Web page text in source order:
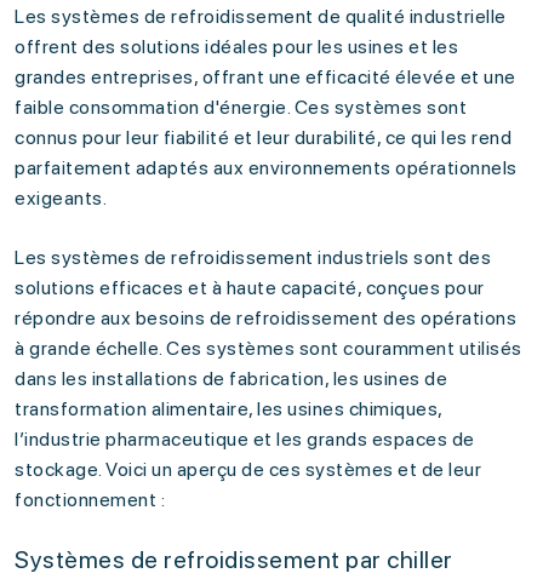
Les systèmes de refroidissement de qualité industrielle
offrent des solutions idéales pour les usines et les
grandes entreprises, offrant une efficacité élevée et une
faible consommation d'énergie. Ces systèmes sont
connus pour leur fiabilité et leur durabilité, ce qui les rend
parfaitement adaptés aux environnements opérationnels
exigeants.
Les systèmes de refroidissement industriels sont des
solutions efficaces et à haute capacité, conçues pour
répondre aux besoins de refroidissement des opérations
à grande échelle. Ces systèmes sont couramment utilisés
dans les installations de fabrication, les usines de
transformation alimentaire, les usines chimiques,
l’industrie pharmaceutique et les grands espaces de
stockage. Voici un aperçu de ces systèmes et de leur
fonctionnement :
Systèmes de refroidissement par chiller